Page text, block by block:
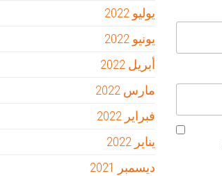
يوليو 2022
يونيو 2022
أبريل 2022
مارس 2022
فبراير 2022
يناير 2022
ديسمبر 2021